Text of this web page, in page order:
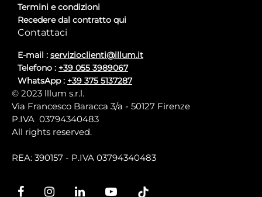
Termini e condizioni
Recedere dal contratto qui
Contattaci
E-mail : servizioclienti@illum.it
Telefono : +39 055 3989067
WhatsApp : +39 375 5137287
© 2023 lllum s.r.l.
Via Francesco Baracca 3/a - 50127 Firenze
P.IVA 03794340483
All rights reserved.
REA: 390157 - P.IVA 03794340483